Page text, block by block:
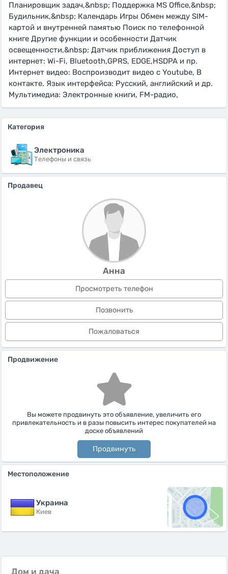
Планировщик задач,&nbsp; Поддержка MS Office,&nbsp;
Будильник,&nbsp; Календарь Игры Обмен между SIM-
картой и внутренней памятью Поиск по телефонной
книге Другие функции и особенности Датчик
освещенности,&nbsp; Датчик приближения Доступ в
интернет: Wi-Fi, Bluetooth,GPRS, EDGE,НSDPA и пр.
Интернет видео: Воспроизводит видео с Youtube, В
контакте. Язык интерфейса: Русский, английский и др.
Мультимедиа: Электронные книги, FM-радио,
Категория
Электроника
Телефоны и связь
Продавец
Анна
Просмотреть телефон
Позвонить
Пожаловаться
Продвижение
Вы можете продвинуть это объявление, увеличить его
привлекательность и в разы повысить интерес покупателей на
доске объявлений
Продвинуть
Местоположение
Украина
Киев
Дом и дача